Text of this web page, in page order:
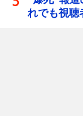
れでも視聴